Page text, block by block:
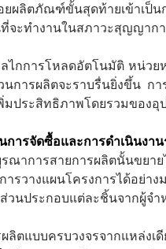
ผลิตภัณฑ์ขั้นสุดท้ายเข้าเป็น
จะทำงานในสภาวะสุญญาก
ไกการโหลดอัตโนมัติ หน่ว
นการผลิตจะราบรื่นยิ่งขึ้น ก
พิ่มประสิทธิภาพโดยรวมของ
การจัดซื้อและการดำเนินงา
ณาการสายการผลิตนั้นขยา
รวางแผนโครงการได้อย่า
วนประกอบแต่ละชิ้นจากผู้จ
ลิตแบบครบวงจรจากแหล่งเ